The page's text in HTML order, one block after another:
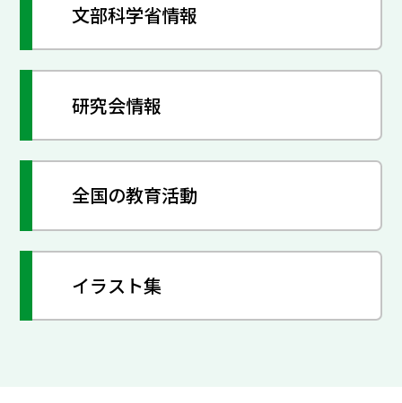
文部科学省情報
研究会情報
全国の教育活動
イラスト集